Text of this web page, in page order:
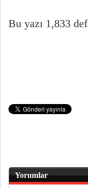
Bu yazı 1,833
Yorumlar